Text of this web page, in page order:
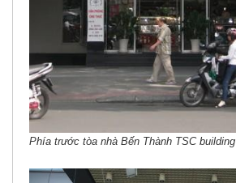
Phía trước tòa nhà Bến Thành TSC building